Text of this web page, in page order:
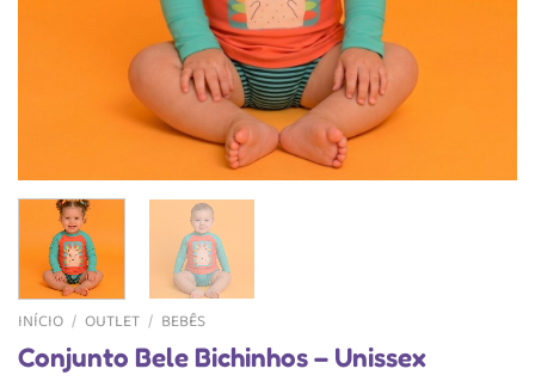
INÍCIO / OUTLET / BEBÊS
Conjunto Bele Bichinhos – Unissex